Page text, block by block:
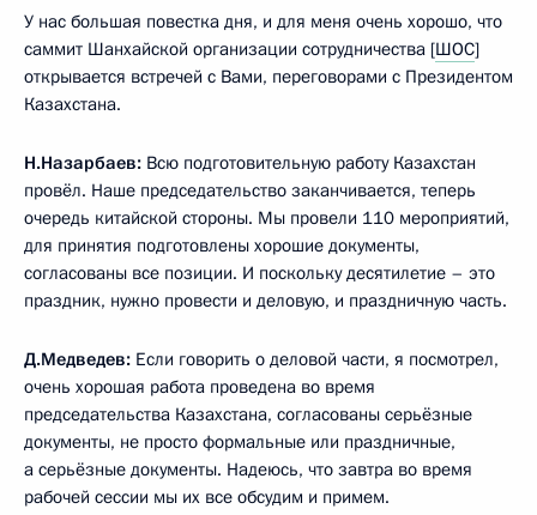
У нас большая повестка дня, и для меня очень хорошо, что
саммит Шанхайской организации сотрудничества [ШОС]
открывается встречей с Вами, переговорами с Президентом
Казахстана.
Н.Назарбаев: Всю подготовительную работу Казахстан
провёл. Наше председательство заканчивается, теперь
очередь китайской стороны. Мы провели 110 мероприятий,
для принятия подготовлены хорошие документы,
согласованы все позиции. И поскольку десятилетие – это
праздник, нужно провести и деловую, и праздничную часть.
Д.Медведев: Если говорить о деловой части, я посмотрел,
очень хорошая работа проведена во время
председательства Казахстана, согласованы серьёзные
документы, не просто формальные или праздничные,
а серьёзные документы. Надеюсь, что завтра во время
рабочей сессии мы их все обсудим и примем.